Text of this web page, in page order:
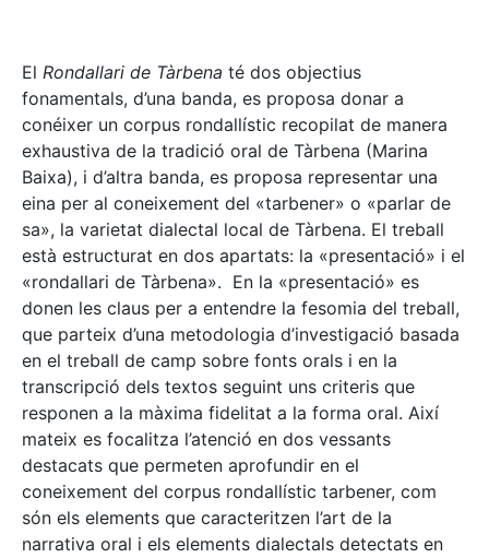
El Rondallari de Tàrbena té dos objectius
fonamentals, d’una banda, es proposa donar a
conéixer un corpus rondallístic recopilat de manera
exhaustiva de la tradició oral de Tàrbena (Marina
Baixa), i d’altra banda, es proposa representar una
eina per al coneixement del «tarbener» o «parlar de
sa», la varietat dialectal local de Tàrbena. El treball
està estructurat en dos apartats: la «presentació» i el
«rondallari de Tàrbena». En la «presentació» es
donen les claus per a entendre la fesomia del treball,
que parteix d’una metodologia d’investigació basada
en el treball de camp sobre fonts orals i en la
transcripció dels textos seguint uns criteris que
responen a la màxima fidelitat a la forma oral. Així
mateix es focalitza l’atenció en dos vessants
destacats que permeten aprofundir en el
coneixement del corpus rondallístic tarbener, com
són els elements que caracteritzen l’art de la
narrativa oral i els elements dialectals detectats en